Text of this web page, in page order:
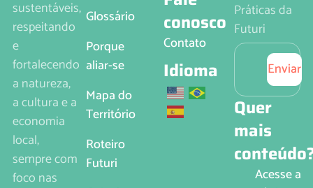
sustentáveis,
respeitando
e
fortalecendo
a natureza,
a cultura e a
economia
local,
sempre com
foco nas
Glossário
Porque
aliar-se
Mapa do
Território
Roteiro
Futuri
conosco
Contato
Idioma
Práticas da
Futuri
Enviar
Quer
mais
Acesse a